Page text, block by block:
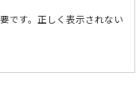
です。正しく表示されない